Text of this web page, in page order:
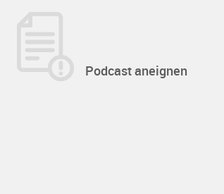
Podcast aneignen